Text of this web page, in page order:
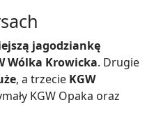
jagodziankę
Wólka Krowicka. Drugie
, a trzecie KGW
KGW Opaka oraz